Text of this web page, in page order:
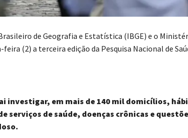
de Geografia e Estatística (IBGE) e o
(2) a terceira edição da Pesquisa Nacional de
investigar, em mais de 140 mil domicílios,
serviços de saúde, doenças crônicas e